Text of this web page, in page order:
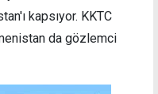
kapsıyor. KKTC
da gözlemci